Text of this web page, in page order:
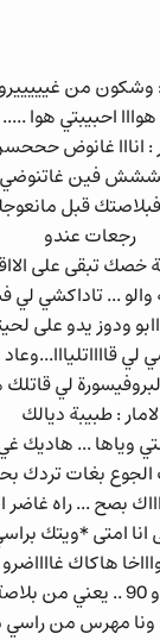
: وشكون من
احبيبتي هوا .....
: انااا غانوض
فين
قبل
رجعات عندو
خصك تبقى على
... تاداكشي لي
ودوز يدو على
لي
لي
لامار : طبيبة ديالك
وياها ... هاديك غي
بغات تردك
بصح ... راه
انا امتى *ويتك
هاكاك غااااضرو
اسد : حبي ... فيا متر و 90
مهرس من راسي